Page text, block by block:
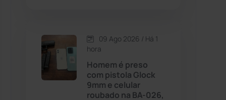
Érico Cardoso
Esportes
(24)
09 Ago 2026 / Há 1
hora
Homem é preso
com pistola Glock
9mm e celular
roubado na BA-026,